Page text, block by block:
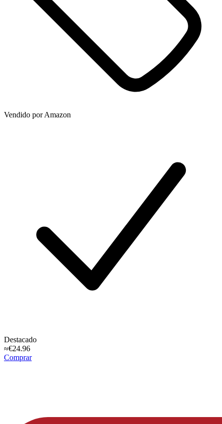
Vendido porAmazon
Destacado
≈€24.96
Comprar